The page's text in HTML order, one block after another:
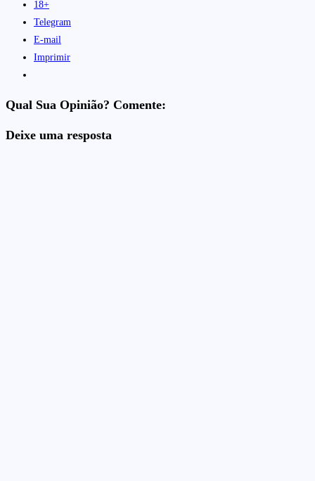
18+
Telegram
E-mail
Imprimir
Qual Sua Opinião? Comente:
Deixe uma resposta